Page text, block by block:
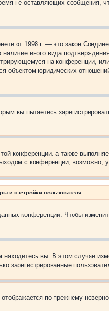
не оставляющих сообщения,
от 1998 г. — это закон
иного вида
на конференции,
объектом юридических
вы пытаетесь
конференции, а также
с конференции, возможно,
и настройки пользователя
конференции. Чтобы
вы. В этом случае
зарегистрированные
по-прежнему